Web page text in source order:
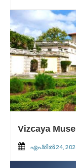
Vizcaya
ഏപ്രിൽ 24,